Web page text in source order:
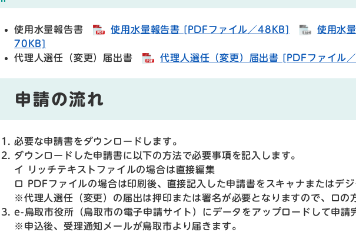
使用水量報告書 使用水量報告書 [PDFファイル／48KB]
使用水
70KB]
代理人選任（変更）届出書
代理人選任（変更）届出書 [PDFファイル
申請の流れ
必要な申請書をダウンロードします。
ダウンロードした申請書に以下の方法で必要事項を記入します。
イ リッチテキストファイルの場合は直接編集
ロ PDFファイルの場合は印刷後、直接記入した申請書をスキャナまたはデ
※代理人選任（変更）の届出は押印または署名が必要となりますので、ロの
e-鳥取市役所（鳥取市の電子申請サイト）にデータをアップロードして申請
※申込後、受理通知メールが鳥取市より届きます。